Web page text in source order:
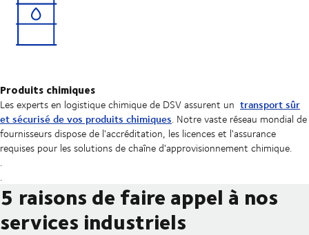
Produits chimiques
Les experts en logistique chimique de DSV assurent un transport sûr
et sécurisé de vos produits chimiques. Notre vaste réseau mondial de
fournisseurs dispose de l'accréditation, les licences et l'assurance
requises pour les solutions de chaîne d'approvisionnement chimique.
.
.
5 raisons de faire appel à nos
services industriels